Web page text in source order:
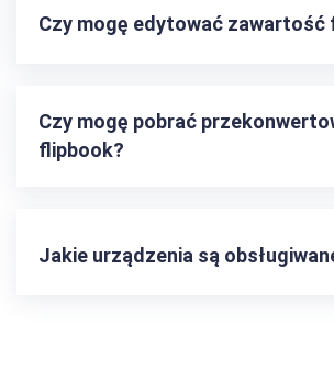
Czy mogę edytować zawartość
Czy mogę pobrać
flipbook?
Jakie urządzenia są